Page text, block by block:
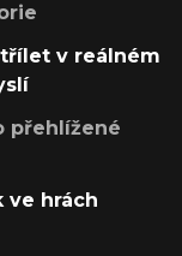
v reálném
přehlížené
ve hrách